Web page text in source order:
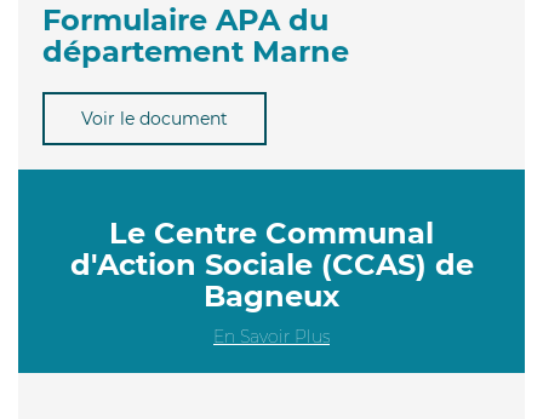
Formulaire APA du
département Marne
Voir le document
Le Centre Communal
d'Action Sociale (CCAS) de
Bagneux
En Savoir Plus